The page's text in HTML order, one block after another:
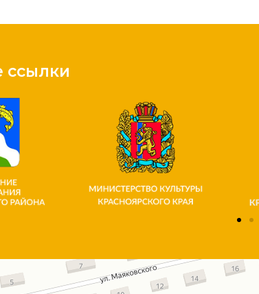
ссылки
края — Яндекс.Карты